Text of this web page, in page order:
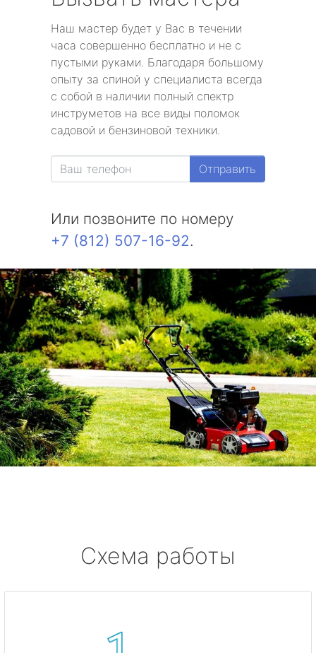
Наш мастер будет у Вас в течении
часа совершенно бесплатно и не с
пустыми руками. Благодаря большому
опыту за спиной у специалиста всегда
с собой в наличии полный спектр
инструметов на все виды поломок
садовой и бензиновой техники.
Отправить
Или позвоните по номеру
+7 (812) 507-16-92.
Схема работы